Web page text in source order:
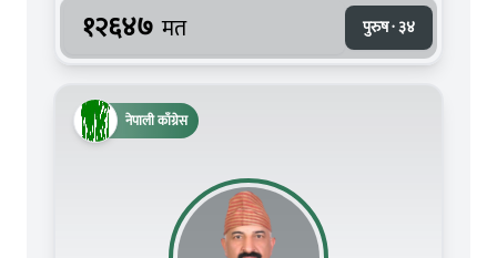
१२६४७ मत पुरुष · ३४
नेपाली काँग्रेस